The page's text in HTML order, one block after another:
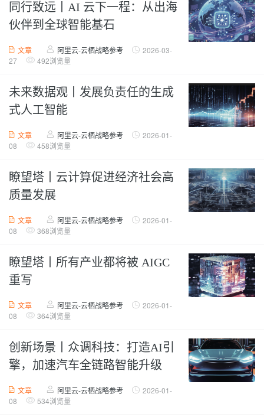
同行致远丨AI 云下一程：从出海
伙伴到全球智能基石
文章 阿里云-云栖战略参考
2026-03-
27
492浏览量
未来数据观丨发展负责任的生成
式人工智能
文章 阿里云-云栖战略参考
2026-01-
08
458浏览量
瞭望塔丨云计算促进经济社会高
质量发展
文章 阿里云-云栖战略参考
2026-01-
08
368浏览量
瞭望塔丨所有产业都将被 AIGC
重写
文章 阿里云-云栖战略参考
2026-01-
08
364浏览量
创新场景丨众调科技：打造AI引
擎，加速汽车全链路智能升级
文章 阿里云-云栖战略参考
2026-01-
08
534浏览量